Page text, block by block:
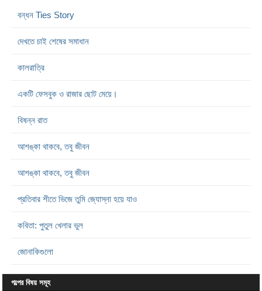
বন্ধন Ties Story
দেখতে চাই শেষের সমাধান
কালরাত্রি
একটি ফেসবুক ও রাজার ছোট মেয়ে।
বিষন্ন রাত
আশঙ্কা থাকবে, তবু জীবন
আশঙ্কা থাকবে, তবু জীবন
প্রতিবার শীতে ভিজে তুমি জ্যোস্না হয়ে যাও
কবিতা: পুতুল খেলার ভুল
জোনাকিগুলো
গল্পের বিষয় সমূহ